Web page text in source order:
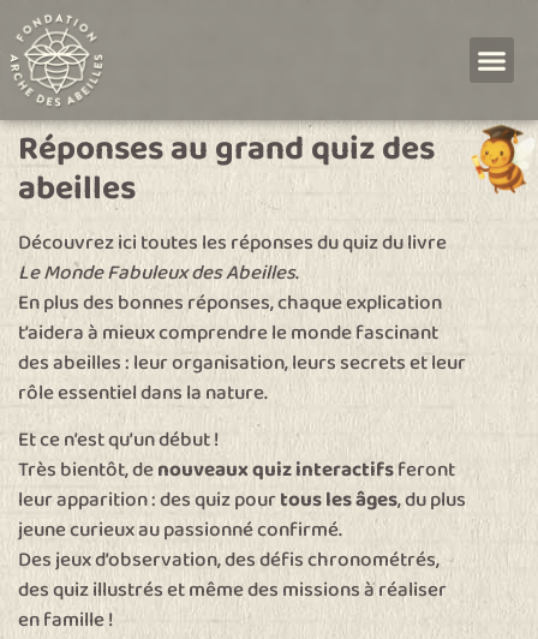
Réponses au grand quiz des
abeilles
Découvrez ici toutes les réponses du quiz du livre
Le Monde Fabuleux des Abeilles.
En plus des bonnes réponses, chaque explication
t’aidera à mieux comprendre le monde fascinant
des abeilles : leur organisation, leurs secrets et leur
rôle essentiel dans la nature.
Et ce n’est qu’un début !
Très bientôt, denouveaux quiz interactifsferont
leur apparition : des quiz pourtous les âges, du plus
jeune curieux au passionné confirmé.
Des jeux d’observation, des défis chronométrés,
des quiz illustrés et même des missions à réaliser
en famille !